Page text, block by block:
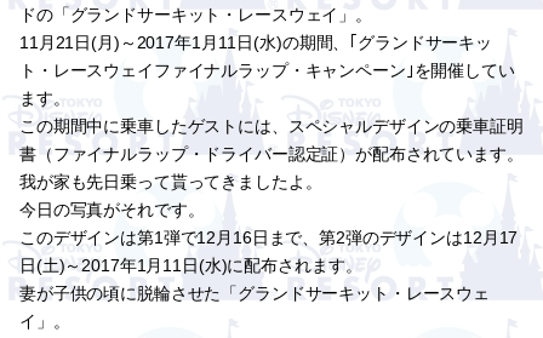
ドの「グランドサーキット・レースウェイ」。
11月21日(月)～2017年1月11日(水)の期間、｢グランドサーキッ
ト・レースウェイファイナルラップ・キャンペーン｣を開催してい
ます。
この期間中に乗車したゲストには、スペシャルデザインの乗車証明
書（ファイナルラップ・ドライバー認定証）が配布されています。
我が家も先日乗って貰ってきましたよ。
今日の写真がそれです。
このデザインは第1弾で12月16日まで、第2弾のデザインは12月17
日(土)～2017年1月11日(水)に配布されます。
妻が子供の頃に脱輪させた「グランドサーキット・レースウェ
イ」。